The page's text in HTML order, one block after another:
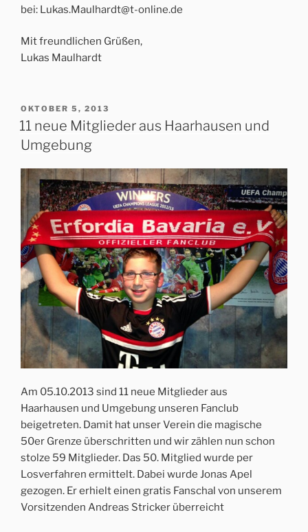
bei: Lukas.Maulhardt@t-online.de
Mit freundlichen Grüßen,
Lukas Maulhardt
VERÖFFENTLICHT
AM
OKTOBER 5, 2013
11 neue Mitglieder aus Haarhausen und
Umgebung
Am 05.10.2013 sind 11 neue Mitglieder aus
Haarhausen und Umgebung unseren Fanclub
beigetreten. Damit hat unser Verein die magische
50er Grenze überschritten und wir zählen nun schon
stolze 59 Mitglieder. Das 50. Mitglied wurde per
Losverfahren ermittelt. Dabei wurde Jonas Apel
gezogen. Er erhielt einen gratis Fanschal von unserem
Vorsitzenden Andreas Stricker überreicht